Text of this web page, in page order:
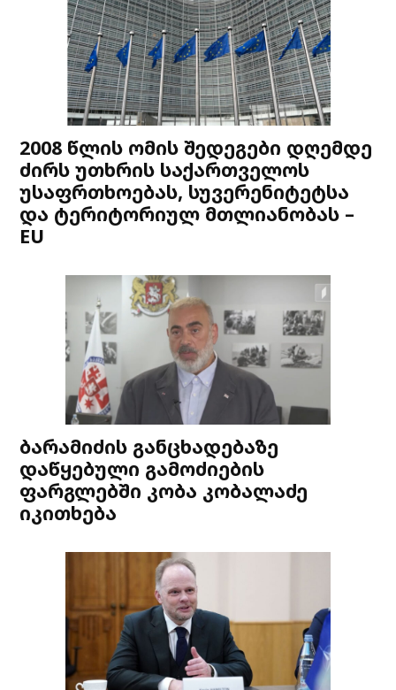
2008 წლის ომის შედეგები დღემდე
ძირს უთხრის საქართველოს
უსაფრთხოებას, სუვერენიტეტსა
და ტერიტორიულ მთლიანობას –
EU
ბარამიძის განცხადებაზე
დაწყებული გამოძიების
ფარგლებში კობა კობალაძე
იკითხება